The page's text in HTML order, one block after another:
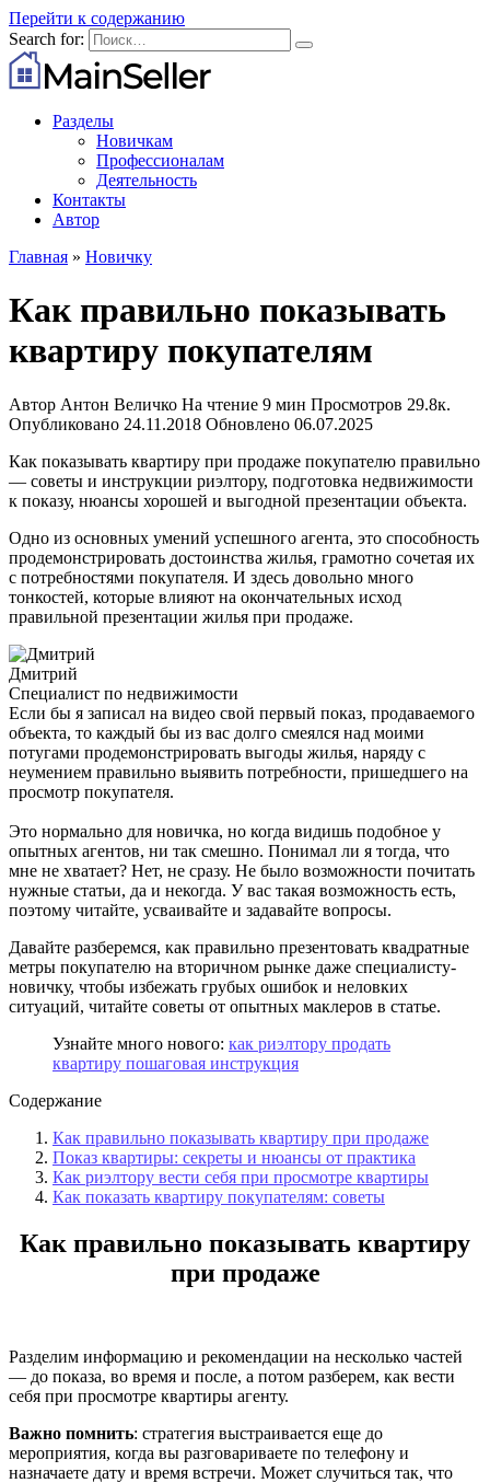
Перейти к содержанию
Search for:
Разделы
Новичкам
Профессионалам
Деятельность
Контакты
Автор
Главная » Новичку
Как правильно показывать
квартиру покупателям
Автор Антон Величко На чтение 9 мин Просмотров 29.8к.
Опубликовано 24.11.2018 Обновлено 06.07.2025
Как показывать квартиру при продаже покупателю правильно
— советы и инструкции риэлтору, подготовка недвижимости
к показу, нюансы хорошей и выгодной презентации объекта.
Одно из основных умений успешного агента, это способность
продемонстрировать достоинства жилья, грамотно сочетая их
с потребностями покупателя. И здесь довольно много
тонкостей, которые влияют на окончательных исход
правильной презентации жилья при продаже.
Дмитрий
Специалист по недвижимости
Если бы я записал на видео свой первый показ, продаваемого
объекта, то каждый бы из вас долго смеялся над моими
потугами продемонстрировать выгоды жилья, наряду с
неумением правильно выявить потребности, пришедшего на
просмотр покупателя.
Это нормально для новичка, но когда видишь подобное у
опытных агентов, ни так смешно. Понимал ли я тогда, что
мне не хватает? Нет, не сразу. Не было возможности почитать
нужные статьи, да и некогда. У вас такая возможность есть,
поэтому читайте, усваивайте и задавайте вопросы.
Давайте разберемся, как правильно презентовать квадратные
метры покупателю на вторичном рынке даже специалисту-
новичку, чтобы избежать грубых ошибок и неловких
ситуаций, читайте советы от опытных маклеров в статье.
Узнайте много нового: как риэлтору продать
квартиру пошаговая инструкция
Содержание
Как правильно показывать квартиру при продаже
Показ квартиры: секреты и нюансы от практика
Как риэлтору вести себя при просмотре квартиры
Как показать квартиру покупателям: советы
Как правильно показывать квартиру
при продаже
Разделим информацию и рекомендации на несколько частей
— до показа, во время и после, а потом разберем, как вести
себя при просмотре квартиры агенту.
Важно помнить: стратегия выстраивается еще до
мероприятия, когда вы разговариваете по телефону и
назначаете дату и время встречи. Может случиться так, что